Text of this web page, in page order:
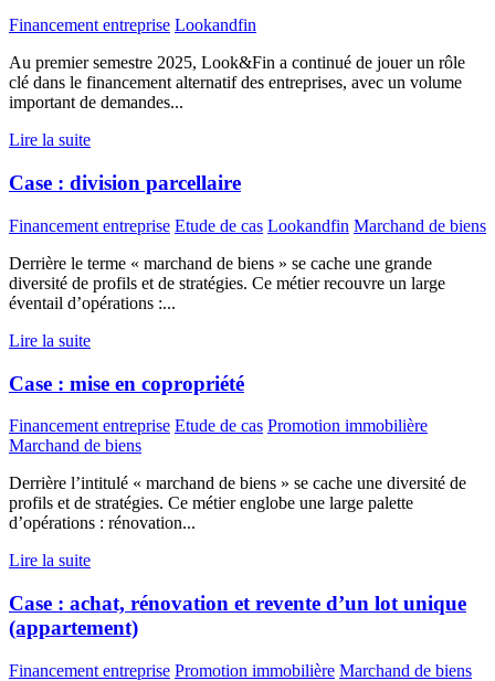
Financement entreprise Lookandfin
Au premier semestre 2025, Look&Fin a continué de jouer un rôle
clé dans le financement alternatif des entreprises, avec un volume
important de demandes...
Lire la suite
Case : division parcellaire
Financement entreprise Etude de cas Lookandfin Marchand de biens
Derrière le terme « marchand de biens » se cache une grande
diversité de profils et de stratégies. Ce métier recouvre un large
éventail d’opérations :...
Lire la suite
Case : mise en copropriété
Financement entreprise Etude de cas Promotion immobilière
Marchand de biens
Derrière l’intitulé « marchand de biens » se cache une diversité de
profils et de stratégies. Ce métier englobe une large palette
d’opérations : rénovation...
Lire la suite
Case : achat, rénovation et revente d’un lot unique
(appartement)
Financement entreprise Promotion immobilière Marchand de biens